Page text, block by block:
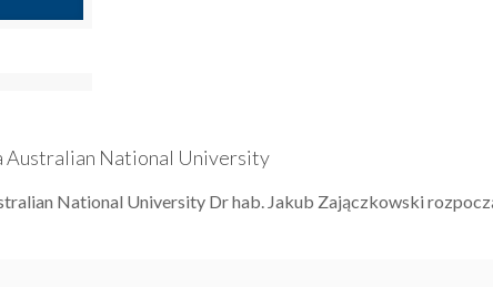
Australian National University
National University Dr hab. Jakub Zajączkowski